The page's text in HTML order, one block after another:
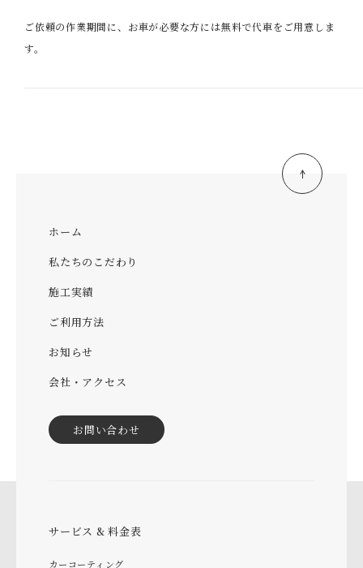
ご依頼の作業期間に、お車が必要な方には無料で代車をご用意しま
す。
ホーム
私たちのこだわり
施工実績
ご利用方法
お知らせ
会社・アクセス
お問い合わせ
サービス & 料金表
カーコーティング